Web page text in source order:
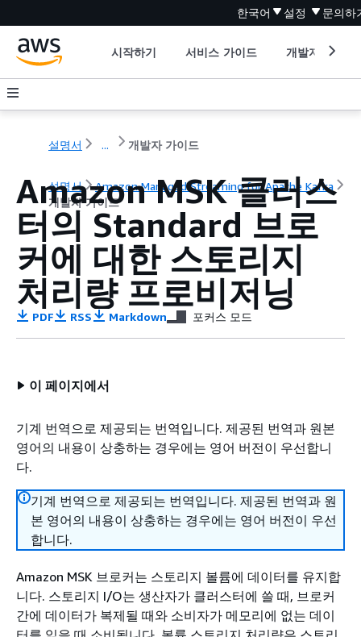
한국어 설정 문의하
시작하기 서비스 가이드 개발자 도구
설명서 ... 개발자 가이드
설명서
Amazon Managed Streaming for Apache Kafka
개발자 가이드
Amazon MSK 클러스
터의 Standard 브로
커에 대한 스토리지
처리량 프로비저닝
PDF RSS Markdown 포커스 모드
이 페이지에서
기계 번역으로 제공되는 번역입니다. 제공된 번역과 원본
영어의 내용이 상충하는 경우에는 영어 버전이 우선합니
다.
기계 번역으로 제공되는 번역입니다. 제공된 번역과 원
본 영어의 내용이 상충하는 경우에는 영어 버전이 우선
합니다.
Amazon MSK 브로커는 스토리지 볼륨에 데이터를 유지합
니다. 스토리지 I/O는 생산자가 클러스터에 쓸 때, 브로커
간에 데이터가 복제될 때와 소비자가 메모리에 없는 데이